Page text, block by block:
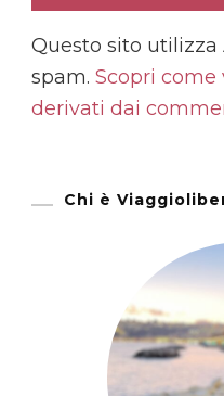
Questo sito
spam. Scopri come
derivati dai
Chi è